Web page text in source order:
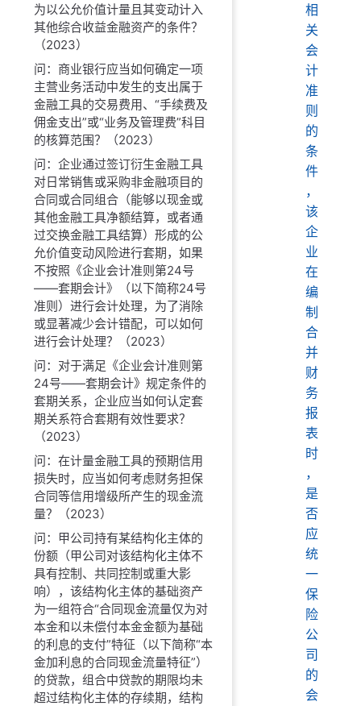
为以公允价值计量且其变动计入
其他综合收益金融资产的条件？
（2023）
问：商业银行应当如何确定一项
主营业务活动中发生的支出属于
金融工具的交易费用、“手续费及
佣金支出”或“业务及管理费”科目
的核算范围？（2023）
问：企业通过签订衍生金融工具
对日常销售或采购非金融项目的
合同或合同组合（能够以现金或
其他金融工具净额结算，或者通
过交换金融工具结算）形成的公
允价值变动风险进行套期，如果
不按照《企业会计准则第24号
——套期会计》（以下简称24号
准则）进行会计处理，为了消除
或显著减少会计错配，可以如何
进行会计处理？（2023）
问：对于满足《企业会计准则第
24号——套期会计》规定条件的
套期关系，企业应当如何认定套
期关系符合套期有效性要求？
（2023）
问：在计量金融工具的预期信用
损失时，应当如何考虑财务担保
合同等信用增级所产生的现金流
量？（2023）
问：甲公司持有某结构化主体的
份额（甲公司对该结构化主体不
具有控制、共同控制或重大影
响），该结构化主体的基础资产
为一组符合“合同现金流量仅为对
本金和以未偿付本金金额为基础
的利息的支付”特征（以下简称“本
金加利息的合同现金流量特征”）
的贷款，组合中贷款的期限均未
超过结构化主体的存续期，结构
相
关
会
计
准
则
的
条
件
，
该
企
业
在
编
制
合
并
财
务
报
表
时
，
是
否
应
统
一
保
险
公
司
的
会